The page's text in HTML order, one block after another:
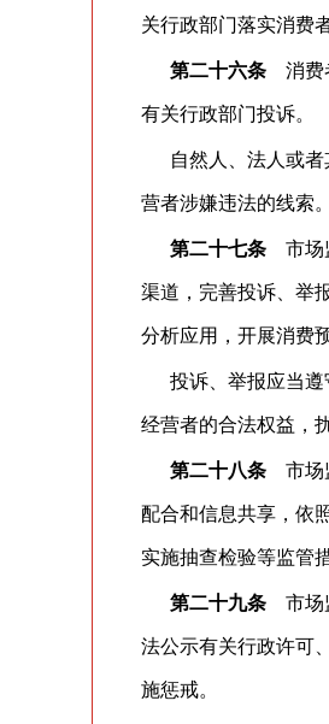
关行政部门落实消费
第二十六条 消费
有关行政部门投诉。
自然人、法人或
营者涉嫌违法的线索
第二十七条 市场
渠道，完善投诉、举
分析应用，开展消费
投诉、举报应当
经营者的合法权益，
第二十八条 市场
配合和信息共享，依
实施抽查检验等监管
第二十九条 市场
法公示有关行政许可
施惩戒。